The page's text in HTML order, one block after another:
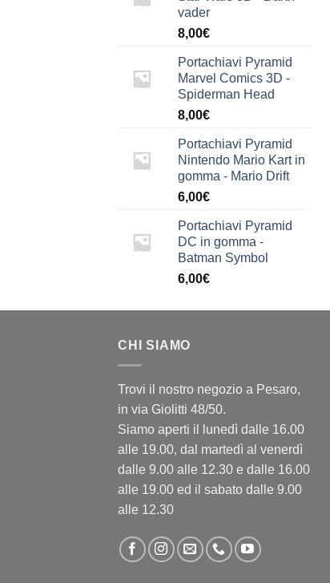
vader
8,00€
Portachiavi Pyramid
Marvel Comics 3D -
Spiderman Head
8,00€
Portachiavi Pyramid
Nintendo Mario Kart in
gomma - Mario Drift
6,00€
Portachiavi Pyramid
DC in gomma -
Batman Symbol
6,00€
CHI SIAMO
Trovi il nostro negozio a Pesaro,
in via Giolitti 48/50.
Siamo aperti il lunedì dalle 16.00
alle 19.00, dal martedì al venerdì
dalle 9.00 alle 12.30 e dalle 16.00
alle 19.00 ed il sabato dalle 9.00
alle 12.30